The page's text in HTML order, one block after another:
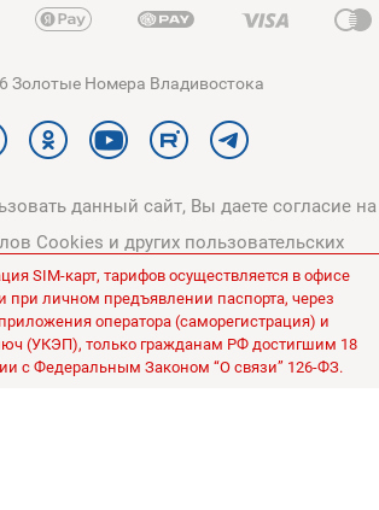
Золотые Номера Владивостока
данный сайт, Вы даете согласие на
Cookies и других пользовательских
сПолитикой конфиденциальности
обработки персональных данных
на сайте указаны без НДС.
SIM-карт, тарифов осуществляется в офисе
при личном предъявлении паспорта, через
оператора (саморегистрация) и
(УКЭП), только гражданам РФ достигшим 18
с Федеральным Законом “О связи” 126-ФЗ.